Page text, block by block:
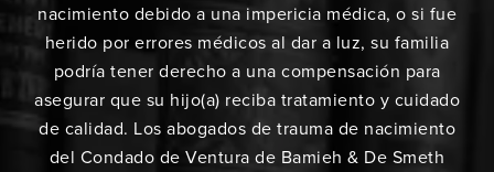
nacimiento debido a una impericia médica, o si fue
herido por errores médicos al dar a luz, su familia
podría tener derecho a una compensación para
asegurar que su hijo(a) reciba tratamiento y cuidado
de calidad. Los abogados de trauma de nacimiento
del Condado de Ventura de Bamieh & De Smeth